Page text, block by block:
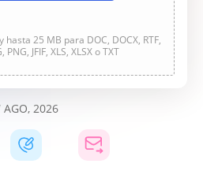
25 MB para DOC, DOCX, RTF,
PNG, JFIF, XLS, XLSX o TXT
AGO, 2026